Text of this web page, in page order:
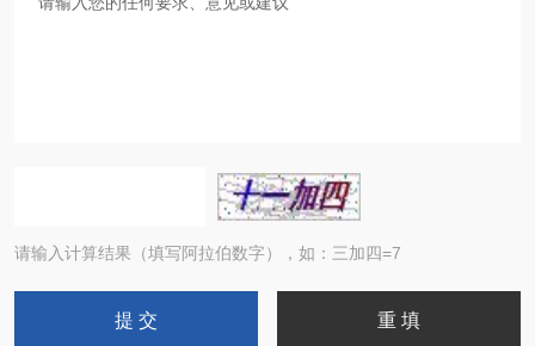
请输入计算结果（填写阿拉伯数字），如：三加四=7